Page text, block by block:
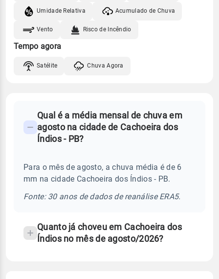
Umidade Relativa Acumulado de Chuva
Vento Risco de Incêndio
Tempo agora
Satélite Chuva Agora
Perguntas
frequentes
chuva
temperatura
Qual é a média mensal de chuva em
agosto na cidade de Cachoeira dos
Índios - PB?
Para o mês de agosto, a chuva média é de 6
mm na cidade Cachoeira dos Índios - PB.
Fonte: 30 anos de dados de reanálise ERA5.
Quanto já choveu em Cachoeira dos
Índios no mês de agosto/2026?